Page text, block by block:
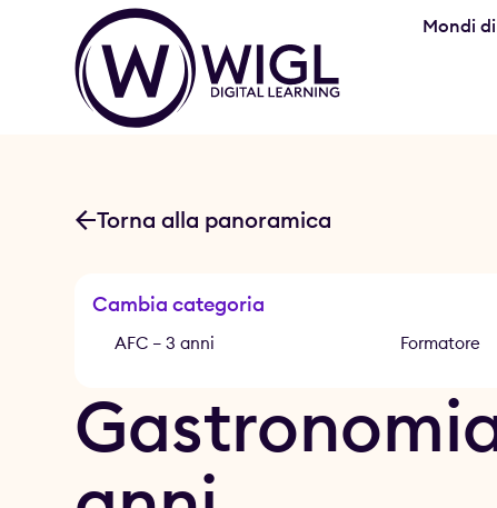
Mondi
Torna alla panoramica
Cambia categoria
AFC – 3 anni Formatore